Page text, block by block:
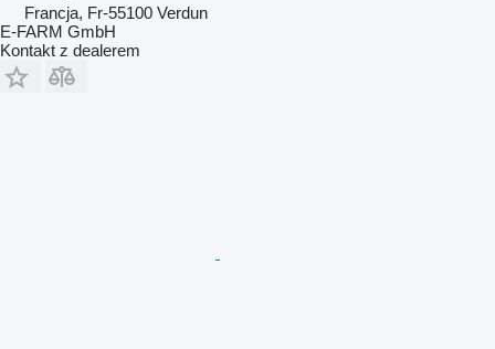
Francja, Fr-55100 Verdun
E-FARM GmbH
Kontakt z dealerem